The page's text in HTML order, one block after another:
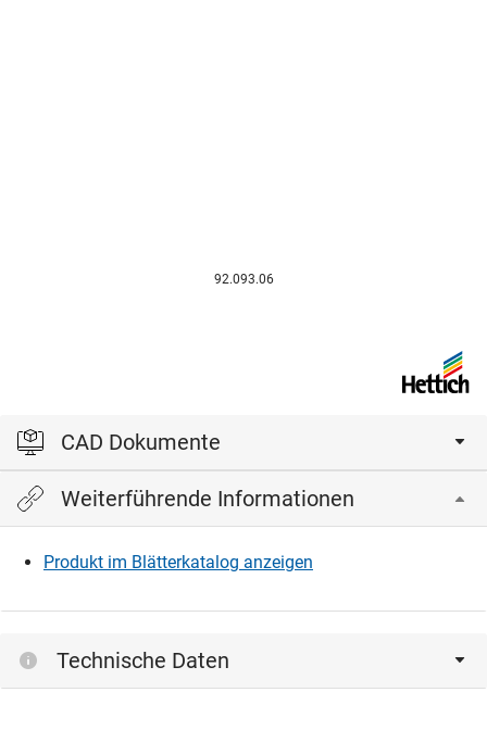
92.093.06
CAD Dokumente
Bitte einloggen, um die CAD‑Dateien anzeigen und
herunterladen zu können.
Einloggen
Weiterführende Informationen
Produkt im Blätterkatalog anzeigen
Technische Daten